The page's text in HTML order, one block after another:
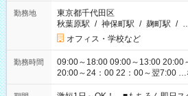
勤務地
東京都千代田区
秋葉原駅 / 神保町駅 / 麹町駅 /
オフィス・学校など
勤務時間
09:00～18:00 09:00～13:00 20:00
20:00～24：00 22：00～翌7:00 …など
シフトもございます！ お気軽にご